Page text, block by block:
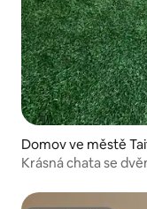
Domov ve městě
Krásná chata se